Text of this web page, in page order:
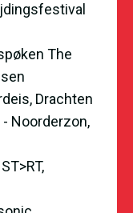
The
Drachten
Noorderzon,